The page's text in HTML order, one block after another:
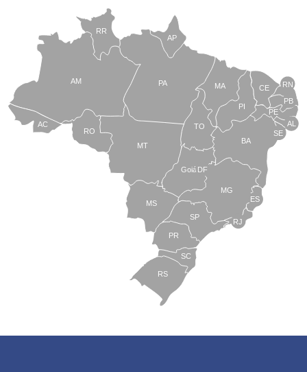
TO
BA
SE
PE
AL
RN
CE
PI
MA
AP
PA
RR
AM
AC
RO
MT
MS
Goiás
PR
SC
RS
SP
MG
RJ
ES
DF
PB